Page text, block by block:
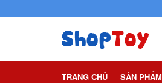
TRANG CHỦ SẢN PHẨM